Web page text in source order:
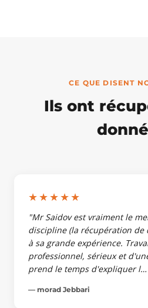
CE QUE DISENT
Ils ont
★★★★★
"Mr Saidov est vraiment le
discipline (la récupération de
à sa grande expérience.
professionnel, sérieux et
prend le temps d'expliquer
— morad Jebbari